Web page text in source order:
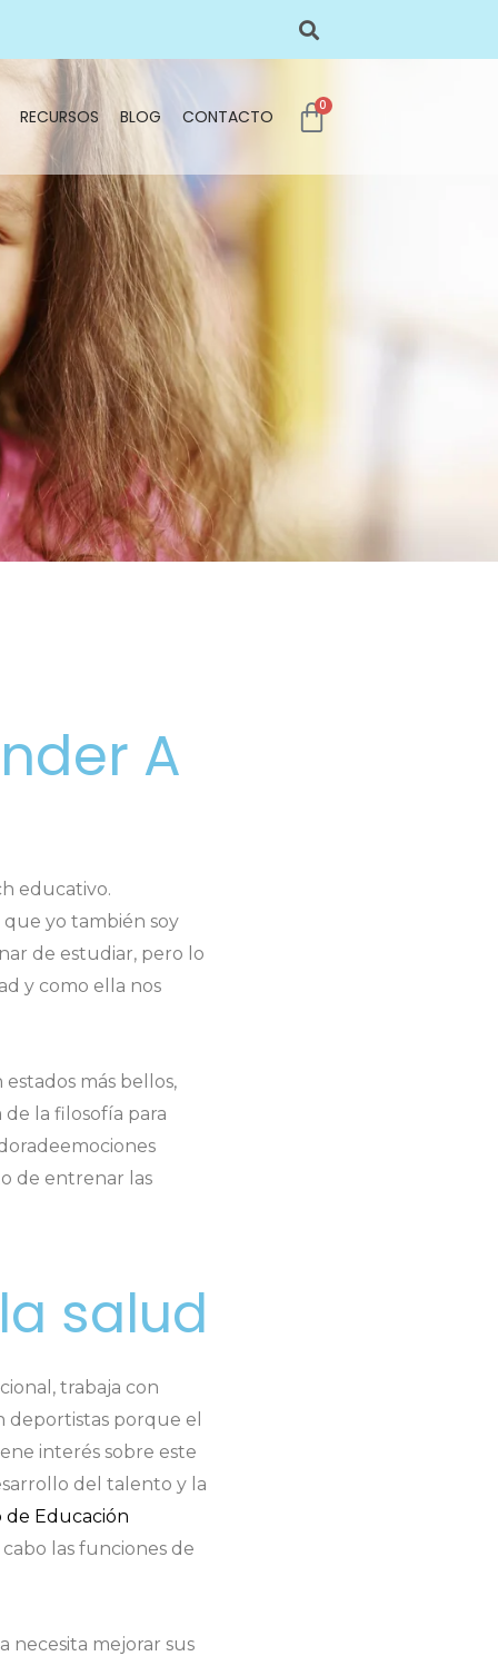
RECURSOS BLOG CONTACTO
0
A
educativo.
que yo también soy
de estudiar, pero lo
y como ella nos
más bellos,
de la filosofía para
de entrenar las
salud
trabaja con
deportistas porque el
interés sobre este
del talento y la
de Educación
las funciones de
necesita mejorar sus